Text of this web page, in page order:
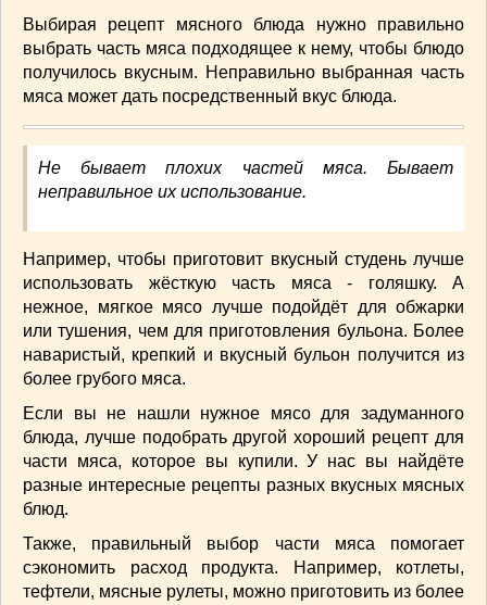
ИНТЕРЕСНЫЕ НОВОСТИ(38)
СТАТЬИ (272)
отдых(25)
ЛЕЧЕБНЫЕ СВОЙСТВА ПИЩЕВЫХ РАСТЕНИЙ
СЕМЬЯ(107)
ДОМ и ДАЧА(140)
ВАШИ РЕЦЕПТЫ
ДЕТСКОЕ МЕНЮ(1)
ЛАЙФХАК(23)
МОДА(102)
РЕМОНТ (28)
японская кухня
Выбирая рецепт мясного блюда нужно правильно
выбрать часть мяса подходящее к нему, чтобы блюдо
получилось вкусным. Неправильно выбранная часть
мяса может дать посредственный вкус блюда.
Не бывает плохих частей мяса. Бывает
неправильное их использование.
Например, чтобы приготовит вкусный студень лучше
использовать жёсткую часть мяса - голяшку. А
нежное, мягкое мясо лучше подойдёт для обжарки
или тушения, чем для приготовления бульона. Более
наваристый, крепкий и вкусный бульон получится из
более грубого мяса.
Если вы не нашли нужное мясо для задуманного
блюда, лучше подобрать другой хороший рецепт для
части мяса, которое вы купили. У нас вы найдёте
разные интересные рецепты разных вкусных мясных
блюд.
Также, правильный выбор части мяса помогает
сэкономить расход продукта. Например, котлеты,
тефтели, мясные рулеты, можно приготовить из более